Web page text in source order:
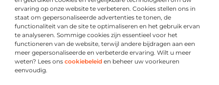
ervaring op onze website te verbeteren. Cookies stellen ons in
staat om gepersonaliseerde advertenties te tonen, de
functionaliteit van de site te optimaliseren en het gebruik ervan
te analyseren. Sommige cookies zijn essentieel voor het
functioneren van de website, terwijl andere bijdragen aan een
meer gepersonaliseerde en verbeterde ervaring. Wilt u meer
weten? Lees ons cookiebeleid en beheer uw voorkeuren
eenvoudig.
Bedrijf
conversieboosts “
Duik in waardevolle content, praktische strategieën en
inspirerende cases die jouw webshop naar een hoger
niveau tillen. Welkom bij Webshop-conversie.nl – jouw
bron voor resultaatgerichte kennis en online groei.